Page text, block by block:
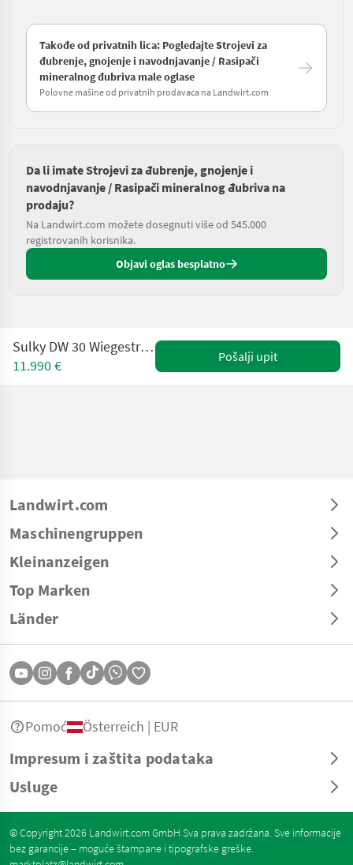
Takođe od privatnih lica: Pogledajte Strojevi za
đubrenje, gnojenje i navodnjavanje / Rasipači
mineralnog đubriva male oglase
Polovne mašine od privatnih prodavaca na Landwirt.com
Da li imate Strojevi za đubrenje, gnojenje i
navodnjavanje / Rasipači mineralnog đubriva na
prodaju?
Na Landwirt.com možete dosegnuti više od 545.000
registrovanih korisnika.
Objavi oglas besplatno
Sulky DW 30 Wiegestreuer + GPS + STOP&GO
11.990 €
Pošalji upit
Landwirt.com
Maschinengruppen
Kleinanzeigen
Top Marken
Länder
Impresum i zaštita podataka
Usluge
Pomoć Österreich | EUR
© Copyright 2026 Landwirt.com GmbH Sva prava zadržana. Sve informacije
bez garancije – moguće štampane i tipografske greške.